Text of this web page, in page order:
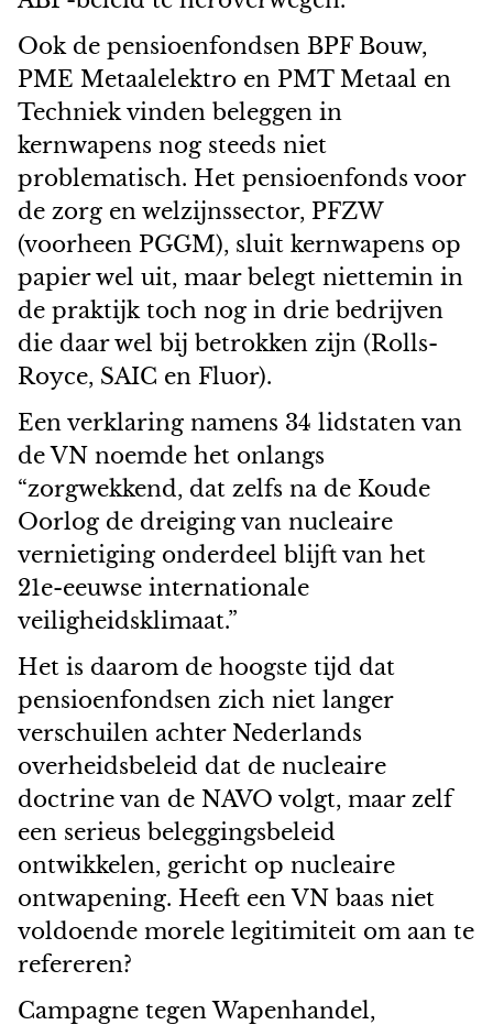
Ook de pensioenfondsen BPF Bouw,
PME Metaalelektro en PMT Metaal en
Techniek vinden beleggen in
kernwapens nog steeds niet
problematisch. Het pensioenfonds voor
de zorg en welzijnssector, PFZW
(voorheen PGGM), sluit kernwapens op
papier wel uit, maar belegt niettemin in
de praktijk toch nog in drie bedrijven
die daar wel bij betrokken zijn (Rolls-
Royce, SAIC en Fluor).
Een verklaring namens 34 lidstaten van
de VN noemde het onlangs
“zorgwekkend, dat zelfs na de Koude
Oorlog de dreiging van nucleaire
vernietiging onderdeel blijft van het
21e-eeuwse internationale
veiligheidsklimaat.”
Het is daarom de hoogste tijd dat
pensioenfondsen zich niet langer
verschuilen achter Nederlands
overheidsbeleid dat de nucleaire
doctrine van de NAVO volgt, maar zelf
een serieus beleggingsbeleid
ontwikkelen, gericht op nucleaire
ontwapening. Heeft een VN baas niet
voldoende morele legitimiteit om aan te
refereren?
Campagne tegen Wapenhandel,